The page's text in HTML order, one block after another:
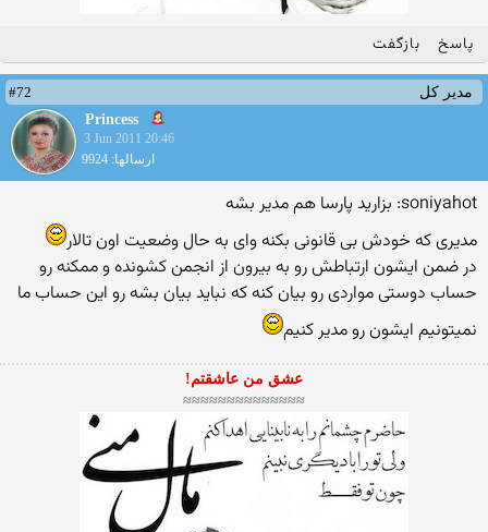
پاسخ بازگفت
مدیر کل
#72
Princess
3 Jun 2011 20:46
ارسالها: 9924
soniyahot: بزارید پارسا هم مدیر بشه
مدیری كه خودش بی قانونی بكنه وای به حال وضعیت اون تالار
در ضمن ایشون ارتباطش رو به بیرون از انجمن كشونده و ممكنه رو
حساب دوستی مواردی رو بیان كنه كه نباید بیان بشه رو این حساب ما
نمیتونیم ایشون رو مدیر كنیم
عشق من عاشقتم!
≈≈≈≈≈≈≈≈≈≈≈≈≈≈